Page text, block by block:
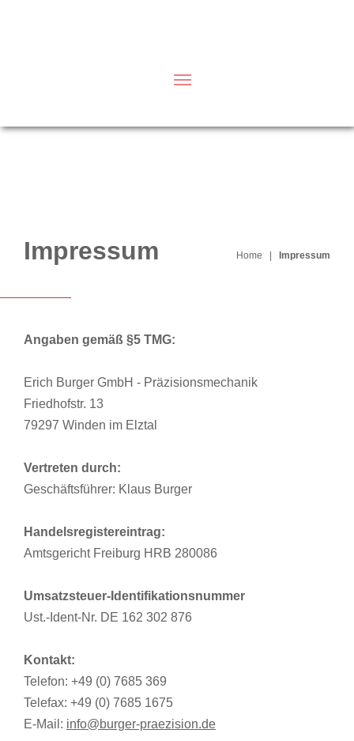
Impressum Home Impressum
Angaben gemäß §5 TMG:
Erich Burger GmbH - Präzisionsmechanik
Friedhofstr. 13
79297 Winden im Elztal
Vertreten durch:
Geschäftsführer: Klaus Burger
Handelsregistereintrag:
Amtsgericht Freiburg HRB 280086
Umsatzsteuer-Identifikationsnummer
Ust.-Ident-Nr. DE 162 302 876
Kontakt:
Telefon: +49 (0) 7685 369
Telefax: +49 (0) 7685 1675
E-Mail: info@burger-praezision.de